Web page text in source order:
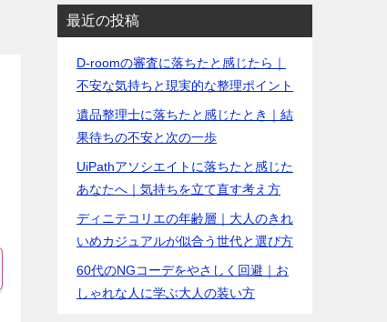
最近の投稿
D-roomの審査に落ちたと感じたら｜
不安な気持ちと現実的な整理ポイント
遺品整理士に落ちたと感じたとき｜結
果待ちの不安と次の一歩
UiPathアソシエイトに落ちたと感じた
あなたへ｜気持ちを立て直す考え方
ディニテコリエの年齢層｜大人のきれ
いめカジュアルが似合う世代と選び方
60代のNGコーデをやさしく回避｜お
しゃれな人に学ぶ大人の装い方